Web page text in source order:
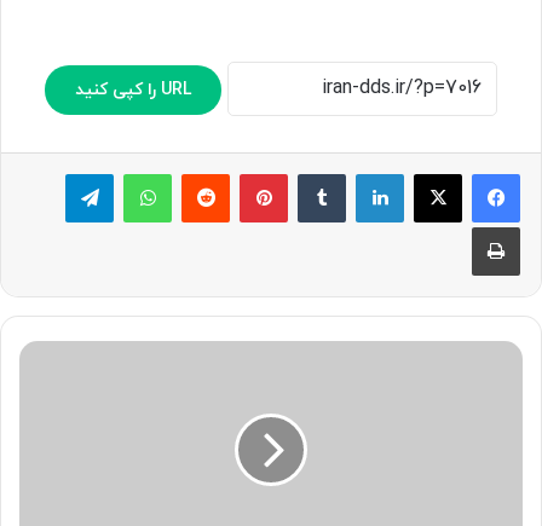
URL را کپی کنید
لینکدین ‫تامبلر پینترست‫رددیت واتس آپ تلگرام
چاپ
چه